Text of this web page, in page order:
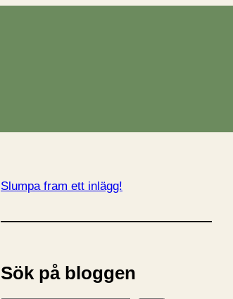
Slumpa fram ett inlägg!
Sök på bloggen